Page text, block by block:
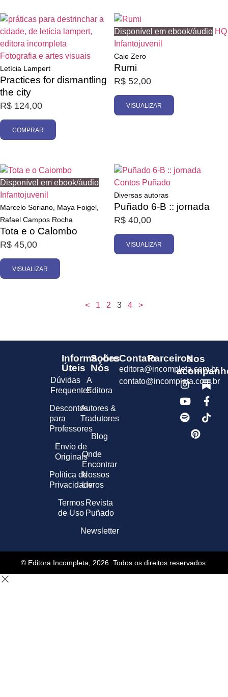
Fotografia e artes visuais
Letícia Lampert
Practices for dismantling
the city
R$ 124,00
COMPRAR
Disponível em ebook/áudio HQ
Infantojuvenil
Caio Zero
Rumi
R$ 52,00
VISUALIZAR
Disponível em ebook/áudio
Infantojuvenil
Marcelo Soriano, Maya Foigel,
Rafael Campos Rocha
Tota e o Calombo
R$ 45,00
VISUALIZAR
Contos Puñado
Diversas autoras
Puñado 6-B :: jornada
R$ 40,00
VISUALIZAR
< 1 2 3 4 >
Informações
Úteis
Dúvidas
Frequentes
Descontos
para
Professores
Envio de
Originais
Política de
Privacidade
Termos
de Uso
Sobre
Nós
A
Editora
Autores &
Tradutores
Blog
Onde
Encontrar
Nossos
Livros
Revista
Puñado
Newsletter
Contato
editora@incompleta.com.br
contato@incompleta.com.br
ParceirosNos
© Editora Incompleta, 2026. Todos os direitos reservados.